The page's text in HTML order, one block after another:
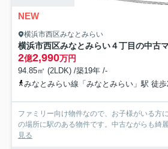
NEW
横浜市西区みなとみらい
横浜市西区みなとみらい４丁目の中古
2億2,990万円
94.85㎡ (2LDK) /築19年 /-
みなとみらい線「みなとみらい」駅 徒
ファミリー向け物件なので、お子様がいる方
の場所に駅のある物件です。中古ながらも綺
見る